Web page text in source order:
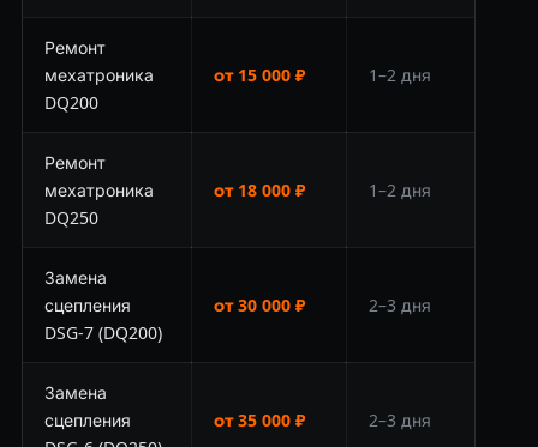
Ремонт
мехатроника
DQ200
от 15 000 ₽ 1–2 дня
Ремонт
мехатроника
DQ250
от 18 000 ₽ 1–2 дня
Замена
сцепления
DSG-7 (DQ200)
от 30 000 ₽ 2–3 дня
Замена
сцепления
от 35 000 ₽ 2–3 дня